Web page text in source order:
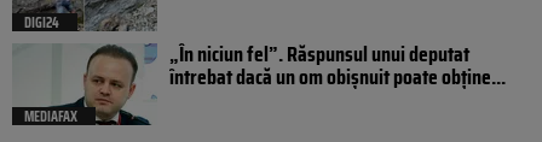
DIGI24
MEDIAFAX
„În niciun fel”. Răspunsul unui deputat
întrebat dacă un om obișnuit poate obține...